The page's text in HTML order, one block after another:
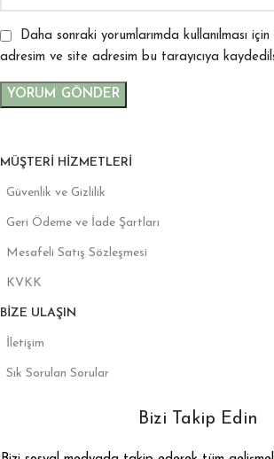
Daha sonraki yorumlarımda kullanılması
adresim ve site adresim bu tarayıcıya
MÜŞTERI HIZMETLERI
Güvenlik ve Gizlilik
Geri Ödeme ve İade Şartları
Mesafeli Satış Sözleşmesi
KVKK
BIZE ULAŞIN
İletişim
Sık Sorulan Sorular
Bizi Takip Edin